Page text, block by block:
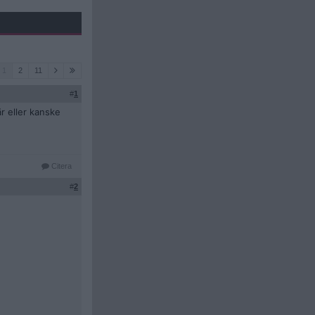
2 11
#1
eller kanske
Citera
#2